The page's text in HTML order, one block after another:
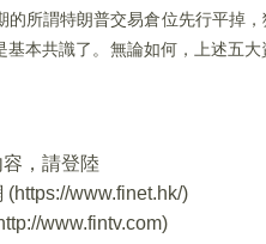
的所謂特朗普交易倉位先行平掉
基本共識了。無論如何，上述五
，請登陸
(https://www.finet.hk/)
www.fintv.com)